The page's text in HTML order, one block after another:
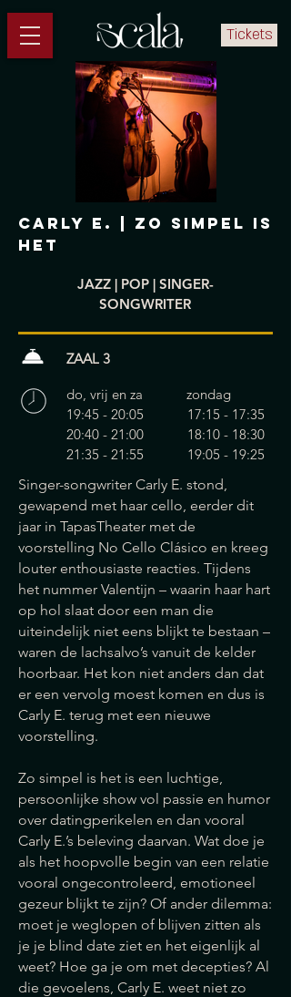
Tickets
Carly E. | ZO SIMPEL IS
HET
JAZZ | POP | SINGER-
SONGWRITER
ZAAL 3
do, vrij en za zondag
19:45 - 20:05 17:15 - 17:35
20:40 - 21:00 18:10 - 18:30
21:35 - 21:55 19:05 - 19:25
Singer-songwriter Carly E. stond,
gewapend met haar cello, eerder dit
jaar in TapasTheater met de
voorstelling No Cello Clásico en kreeg
louter enthousiaste reacties. Tijdens
het nummer Valentijn – waarin haar hart
op hol slaat door een man die
uiteindelijk niet eens blijkt te bestaan –
waren de lachsalvo’s vanuit de kelder
hoorbaar. Het kon niet anders dan dat
er een vervolg moest komen en dus is
Carly E. terug met een nieuwe
voorstelling.
Zo simpel is het is een luchtige,
persoonlijke show vol passie en humor
over datingperikelen en dan vooral
Carly E.’s beleving daarvan. Wat doe je
als het hoopvolle begin van een relatie
vooral ongecontroleerd, emotioneel
gezeur blijkt te zijn? Of ander dilemma:
moet je weglopen of blijven zitten als
je je blind date ziet en het eigenlijk al
weet? Hoe ga je om met decepties? Al
die gevoelens, Carly E. weet niet zo